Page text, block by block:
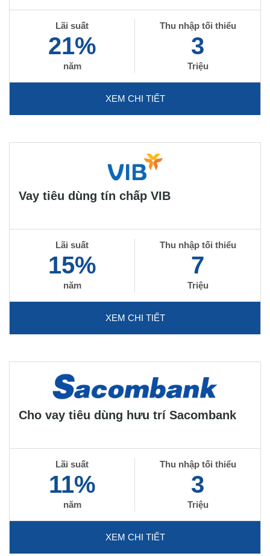
Lãi suất
21%
năm
Thu nhập tối thiểu
3
Triệu
XEM CHI TIẾT
Vay tiêu dùng tín chấp VIB
Lãi suất
15%
năm
Thu nhập tối thiểu
7
Triệu
XEM CHI TIẾT
Cho vay tiêu dùng hưu trí Sacombank
Lãi suất
11%
năm
Thu nhập tối thiểu
3
Triệu
XEM CHI TIẾT